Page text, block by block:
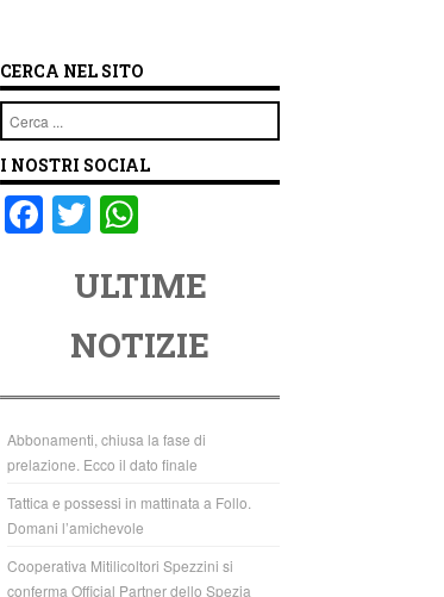
CERCA NEL SITO
Cerca
I NOSTRI SOCIAL
F
o
o
k
T
tt
er
at
s
A
p
p
ULTIME
NOTIZIE
Abbonamenti, chiusa la fase di
prelazione. Ecco il dato finale
Tattica e possessi in mattinata a Follo.
Domani l’amichevole
Cooperativa Mitilicoltori Spezzini si
conferma Official Partner dello Spezia